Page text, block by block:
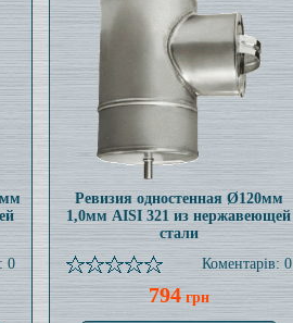
0
Ревизия одностенная Ø120мм
1,0мм AISI 321 из нержавеющей
стали
Коментарів: 0
794грн